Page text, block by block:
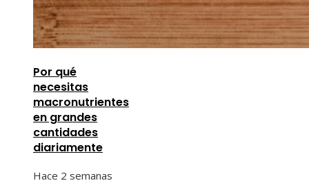
Por qué
necesitas
macronutrientes
en grandes
cantidades
diariamente
Hace 2 semanas